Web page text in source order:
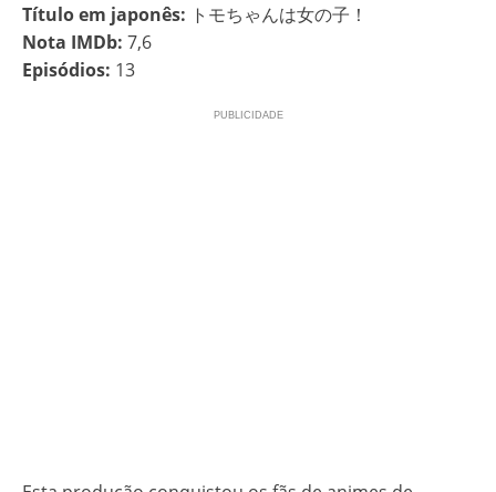
Título em japonês: トモちゃんは女の子！
Nota IMDb: 7,6
Episódios: 13